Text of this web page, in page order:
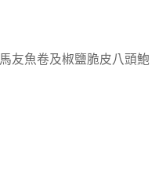
友魚卷及椒鹽脆皮八頭鮑